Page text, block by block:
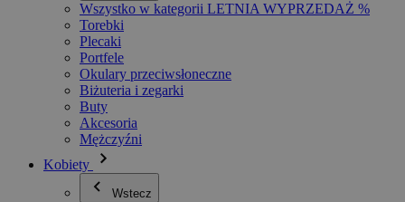
Wszystko w kategorii LETNIA WYPRZEDAŻ %
Torebki
Plecaki
Portfele
Okulary przeciwsłoneczne
Biżuteria i zegarki
Buty
Akcesoria
Mężczyźni
Kobiety
Wstecz